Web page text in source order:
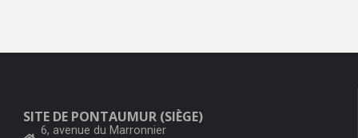
SITE DE PONTAUMUR (SIÈGE)
6, avenue du Marronnier